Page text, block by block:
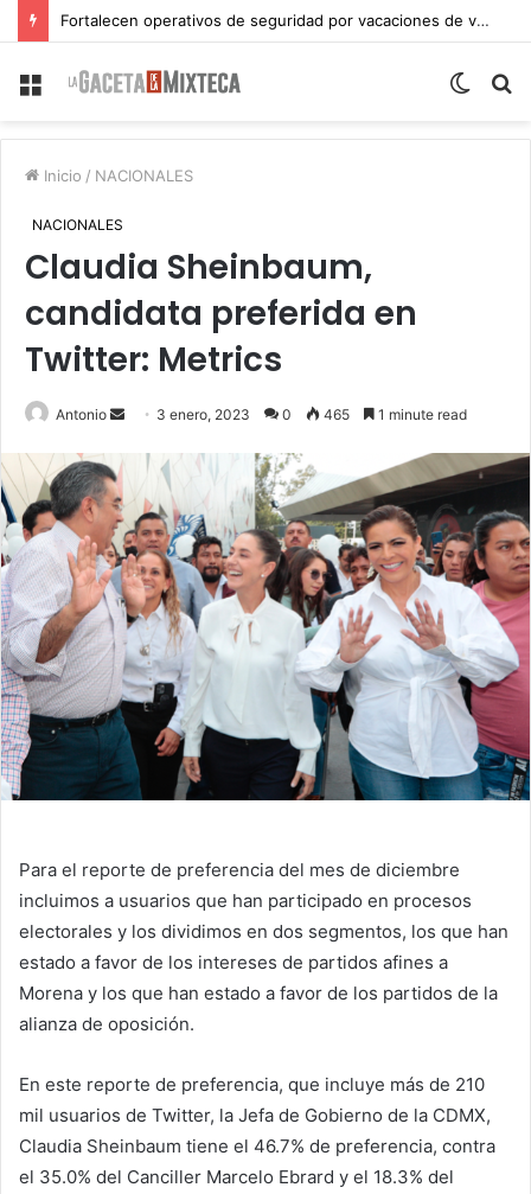
Fortalecen operativos de seguridad por vacaciones de verano en Atlixco
Menu
Switch
Inicio / NACIONALES
NACIONALES
Claudia Sheinbaum,
candidata preferida en
Twitter: Metrics
Antonio
Send
email
3 enero, 2023 0 465 1 minute read
Para el reporte de preferencia del mes de diciembre
incluimos a usuarios que han participado en procesos
electorales y los dividimos en dos segmentos, los que han
estado a favor de los intereses de partidos afines a
Morena y los que han estado a favor de los partidos de la
alianza de oposición.
En este reporte de preferencia, que incluye más de 210
mil usuarios de Twitter, la Jefa de Gobierno de la CDMX,
Claudia Sheinbaum tiene el 46.7% de preferencia, contra
el 35.0% del Canciller Marcelo Ebrard y el 18.3% del